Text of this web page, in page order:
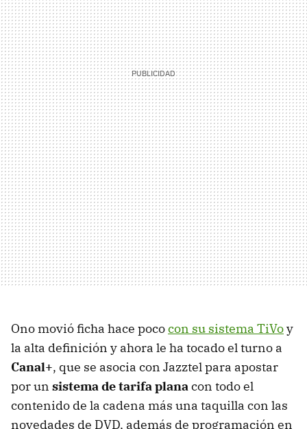
Ono movió ficha hace pococon su sistema TiVoy
la alta definición y ahora le ha tocado el turno a
Canal+, que se asocia con Jazztel para apostar
por un sistema de tarifa planacon todo el
contenido de la cadena más una taquilla con las
novedades de DVD, además de programación en